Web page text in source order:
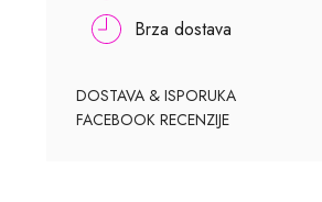
Brza dostava
DOSTAVA & ISPORUKA
FACEBOOK RECENZIJE